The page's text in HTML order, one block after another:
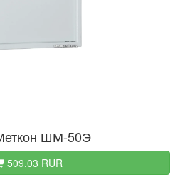
ШМ-50Э
509.03 RUR